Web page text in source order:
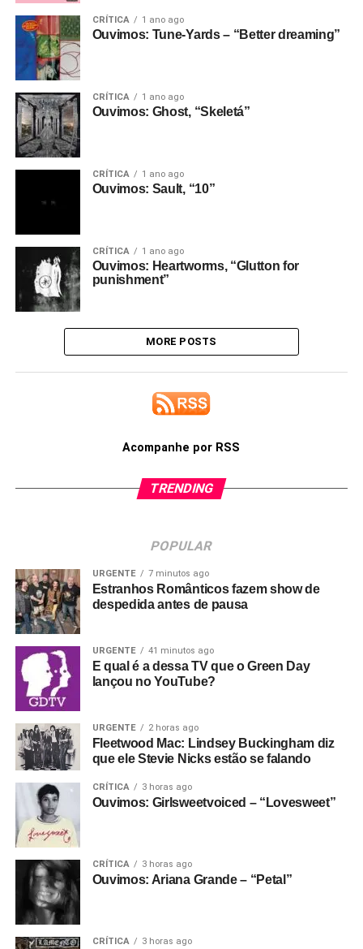
CRÍTICA 1 ano ago
Ouvimos: Tune-Yards – “Better dreaming”
CRÍTICA 1 ano ago
Ouvimos: Ghost, “Skeletá”
CRÍTICA 1 ano ago
Ouvimos: Sault, “10”
CRÍTICA 1 ano ago
Ouvimos: Heartworms, “Glutton for
punishment”
MORE POSTS
Acompanhe por RSS
TRENDING
POPULAR
URGENTE 7 minutos ago
Estranhos Românticos fazem show de
despedida antes de pausa
URGENTE 41 minutos ago
E qual é a dessa TV que o Green Day
lançou no YouTube?
URGENTE 2 horas ago
Fleetwood Mac: Lindsey Buckingham diz
que ele Stevie Nicks estão se falando
CRÍTICA 3 horas ago
Ouvimos: Girlsweetvoiced – “Lovesweet”
CRÍTICA 3 horas ago
Ouvimos: Ariana Grande – “Petal”
CRÍTICA 3 horas ago